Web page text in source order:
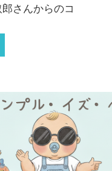
さんからのコ